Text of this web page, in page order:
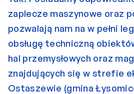
zaplecze maszynowe oraz
pozwalają nam na w pełni
obsługę techniczną
hal przemysłowych oraz
znajdujących się w strefie
Ostaszewie (gmina